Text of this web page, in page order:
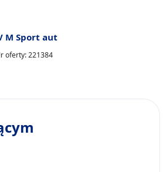
M Sport aut
oferty: 221384